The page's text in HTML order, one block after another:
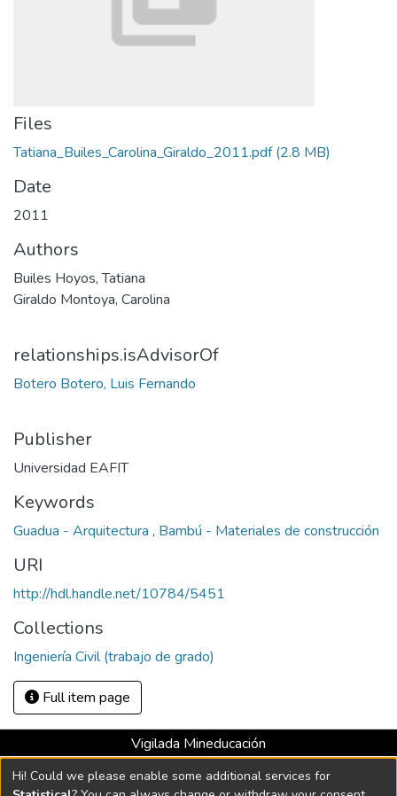
Files
Tatiana_Builes_Carolina_Giraldo_2011.pdf(2.8 MB)
Date
2011
Authors
Builes Hoyos, Tatiana
Giraldo Montoya, Carolina
relationships.isAdvisorOf
Botero Botero, Luis Fernando
Publisher
Universidad EAFIT
Keywords
Guadua - Arquitectura , Bambú - Materiales de construcción
URI
http://hdl.handle.net/10784/5451
Collections
Ingeniería Civil (trabajo de grado)
Full item page
Vigilada Mineducación
Universidad con Acreditación Institucional hasta 2026 -
Resolución MEN 2158 de 2018
Hi! Could we please enable some additional services for